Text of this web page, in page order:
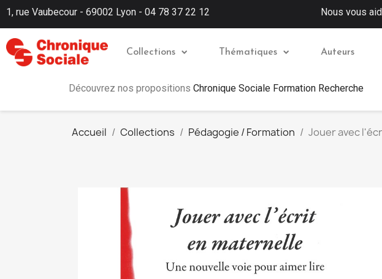
1, rue Vaubecour - 69002 Lyon - 04 78 37 22 12 Nous vous
Collections Thématiques Auteurs
Découvrez nos propositions Chronique Sociale Formation Recherche
Accueil Collections Pédagogie / Formation Jouer avec